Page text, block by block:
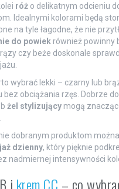
róż o delikatnym odcieniu
Idealnymi kolorami będą
na tyle łagodne, że nie
do powiek również powinny
czy beże doskonale
wybrać lekki – czarny lub
obciążania rzęs. Dobrze
żel stylizujący mogą
dobranym produktom
dzienny, który pięknie
nadmiernej intensywności
i krem CC – co